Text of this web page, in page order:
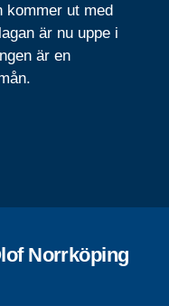
kommer ut med
är nu uppe i
är en
Norrköping